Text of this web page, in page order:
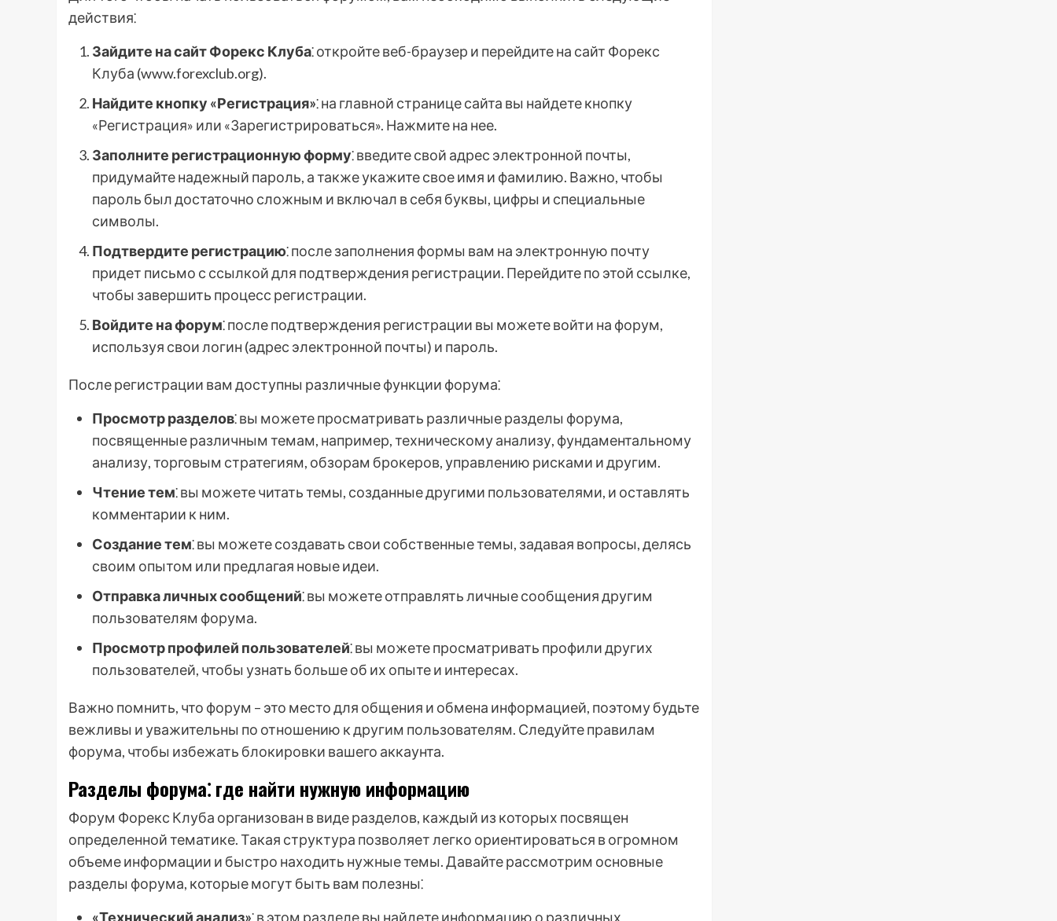
действия⁚
Зайдите на сайт Форекс Клуба⁚ откройте веб-браузер и перейдите на сайт Форекс
Клуба (www.forexclub.org).
Найдите кнопку «Регистрация»⁚ на главной странице сайта вы найдете кнопку
«Регистрация» или «Зарегистрироваться». Нажмите на нее.
Заполните регистрационную форму⁚ введите свой адрес электронной почты,
придумайте надежный пароль, а также укажите свое имя и фамилию. Важно, чтобы
пароль был достаточно сложным и включал в себя буквы, цифры и специальные
символы.
Подтвердите регистрацию⁚ после заполнения формы вам на электронную почту
придет письмо с ссылкой для подтверждения регистрации. Перейдите по этой ссылке,
чтобы завершить процесс регистрации.
Войдите на форум⁚ после подтверждения регистрации вы можете войти на форум,
используя свои логин (адрес электронной почты) и пароль.
После регистрации вам доступны различные функции форума⁚
Просмотр разделов⁚ вы можете просматривать различные разделы форума,
посвященные различным темам, например, техническому анализу, фундаментальному
анализу, торговым стратегиям, обзорам брокеров, управлению рисками и другим.
Чтение тем⁚ вы можете читать темы, созданные другими пользователями, и оставлять
комментарии к ним.
Создание тем⁚ вы можете создавать свои собственные темы, задавая вопросы, делясь
своим опытом или предлагая новые идеи.
Отправка личных сообщений⁚ вы можете отправлять личные сообщения другим
пользователям форума.
Просмотр профилей пользователей⁚ вы можете просматривать профили других
пользователей, чтобы узнать больше об их опыте и интересах.
Важно помнить, что форум – это место для общения и обмена информацией, поэтому будьте
вежливы и уважительны по отношению к другим пользователям. Следуйте правилам
форума, чтобы избежать блокировки вашего аккаунта.
Разделы форума⁚ где найти нужную информацию
Форум Форекс Клуба организован в виде разделов, каждый из которых посвящен
определенной тематике. Такая структура позволяет легко ориентироваться в огромном
объеме информации и быстро находить нужные темы. Давайте рассмотрим основные
разделы форума, которые могут быть вам полезны⁚
«Технический анализ»⁚ в этом разделе вы найдете информацию о различных